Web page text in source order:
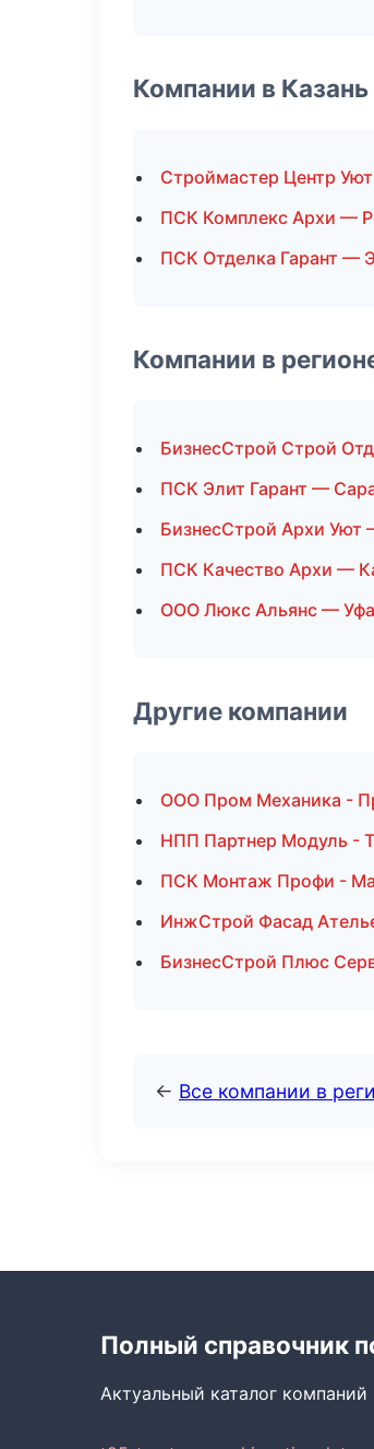
Компании в Казань
Строймастер Центр
ПСК Комплекс Архи —
ПСК Отделка Гарант —
Компании в
БизнесСтрой Строй
ПСК Элит Гарант —
БизнесСтрой Архи Уют
ПСК Качество Архи —
ООО Люкс Альянс — Уфа
Другие компании
ООО Пром Механика -
НПП Партнер Модуль -
ПСК Монтаж Профи -
ИнжСтрой Фасад
БизнесСтрой Плюс
← Все компании в
Полный справочник
Актуальный каталог